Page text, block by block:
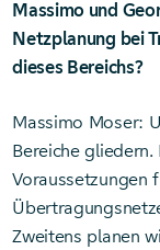
Massimo und
Netzplanung bei
dieses Bereichs?
Massimo Moser:
Bereiche
Voraussetzungen
Zweitens planen